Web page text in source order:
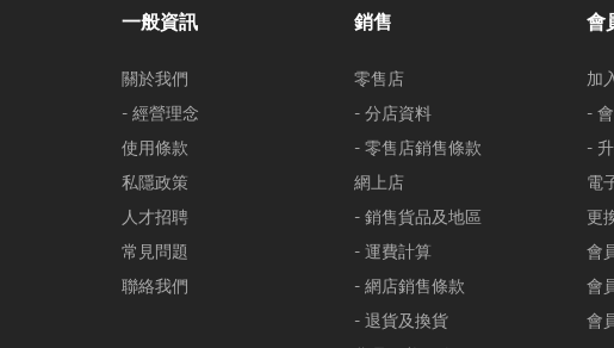
一般資訊
關於我們
- 經營理念
使用條款
私隱政策
人才招聘
常見問題
聯絡我們
銷售
零售店
- 分店資料
- 零售店銷售條款
網上店
- 銷售貨品及地區
- 運費計算
- 網店銷售條款
- 退貨及換貨
會
加
-
-
電
更
會
會
會